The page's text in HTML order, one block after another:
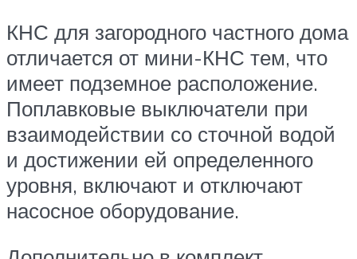
КНС для загородного частного дома
отличается от мини-КНС тем, что
имеет подземное расположение.
Поплавковые выключатели при
взаимодействии со сточной водой
и достижении ей определенного
уровня, включают и отключают
насосное оборудование.